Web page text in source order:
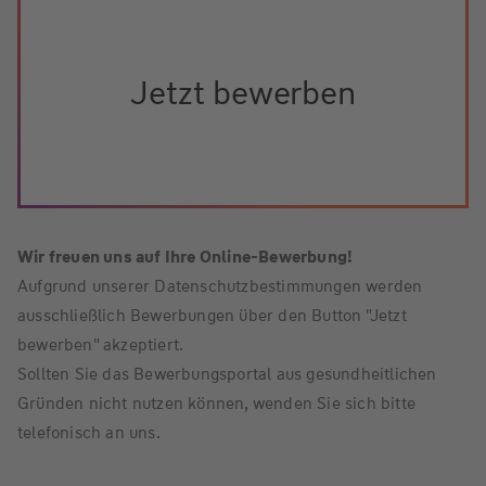
Jetzt bewerben
Wir freuen uns auf Ihre Online-Bewerbung!
Aufgrund unserer Datenschutzbestimmungen werden
ausschließlich Bewerbungen über den Button "Jetzt
bewerben" akzeptiert.
Sollten Sie das Bewerbungsportal aus gesundheitlichen
Gründen nicht nutzen können, wenden Sie sich bitte
telefonisch an uns.